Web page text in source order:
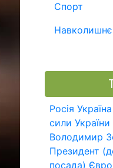
Спорт
Росія Україна
сили України
Володимир
Президент
посада)